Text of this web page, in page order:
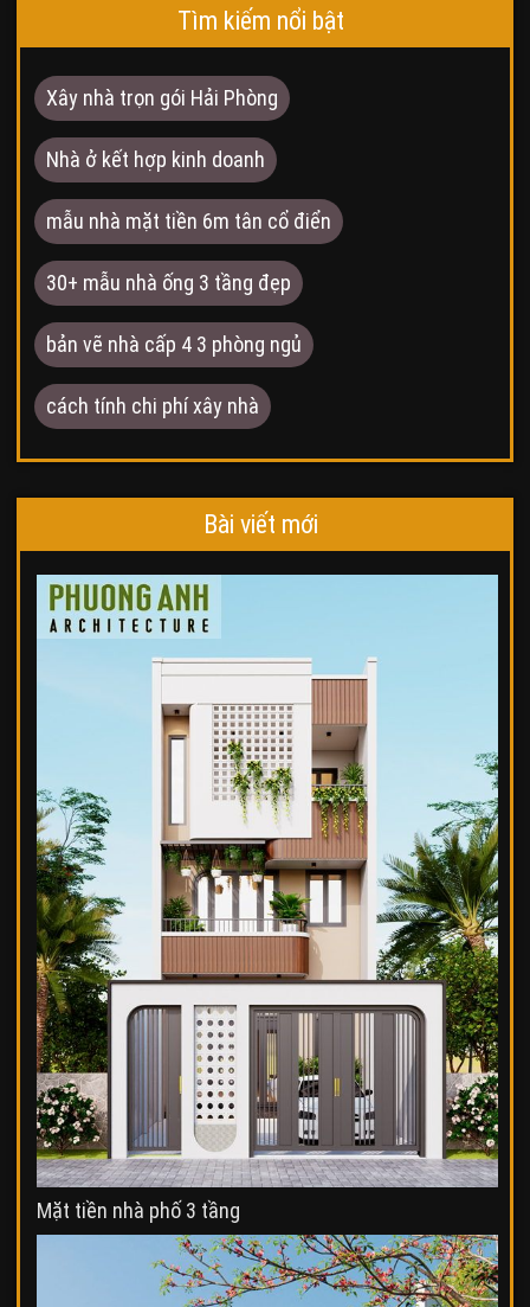
Tìm kiếm nổi bật
Xây nhà trọn gói Hải Phòng
Nhà ở kết hợp kinh doanh
mẫu nhà mặt tiền 6m tân cổ điển
30+ mẫu nhà ống 3 tầng đẹp
bản vẽ nhà cấp 4 3 phòng ngủ
cách tính chi phí xây nhà
Bài viết mới
Mặt tiền nhà phố 3 tầng